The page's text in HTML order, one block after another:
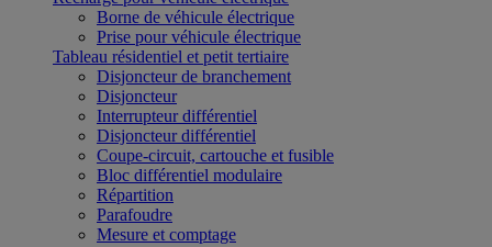
Borne de véhicule électrique
Prise pour véhicule électrique
Tableau résidentiel et petit tertiaire
Disjoncteur de branchement
Disjoncteur
Interrupteur différentiel
Disjoncteur différentiel
Coupe-circuit, cartouche et fusible
Bloc différentiel modulaire
Répartition
Parafoudre
Mesure et comptage